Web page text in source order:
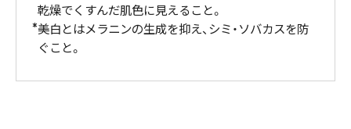
乾燥でくすんだ肌色に見えること。
美白とはメラニンの生成を抑え、シミ・ソバカスを防
ぐこと。